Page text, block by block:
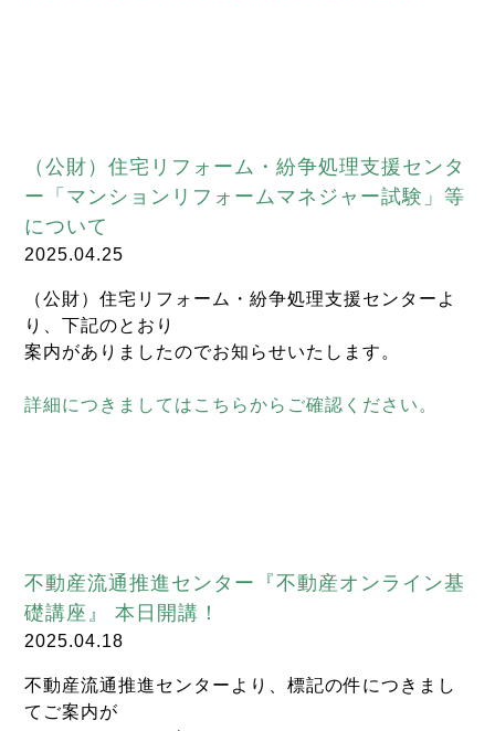
（公財）住宅リフォーム・紛争処理支援センタ
ー「マンションリフォームマネジャー試験」等
について
2025.04.25
（公財）住宅リフォーム・紛争処理支援センターよ
り、下記のとおり
案内がありましたのでお知らせいたします。
詳細につきましてはこちらからご確認ください。
不動産流通推進センター『不動産オンライン基
礎講座』 本日開講！
2025.04.18
不動産流通推進センターより、標記の件につきまし
てご案内が